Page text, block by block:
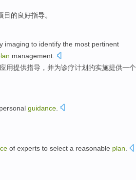
目 的良好指导。
imaging to identify the most pertinent
management.
应用提供指导 ， 并为诊疗计划 的实施提供一个
personal guidance
of experts to select a reasonable plan.